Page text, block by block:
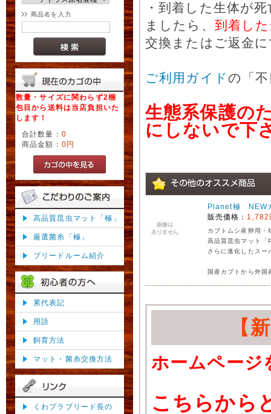
商品名を入力
数量・サイズに関わらず2梱
包目から送料は当店負担いた
します！
合計数量： 0
商品金額： 0円
高品質昆虫マット「極」
厳選菌糸「極」
ブリードルーム紹介
累代表記
用語
飼育方法
マット・菌糸交換方法
くわプラブリード長の
・到着した生体が
ましたら、 到着し
交換またはご返金
ご利用ガイドの「
生態系保護の
にしないで下
Planet極 NEW
販売価格： 1,782
カブトムシ産卵用・
高品質昆虫マット
さらに進化したスー
国産カブトから外国
【
ホームページ
こちらから